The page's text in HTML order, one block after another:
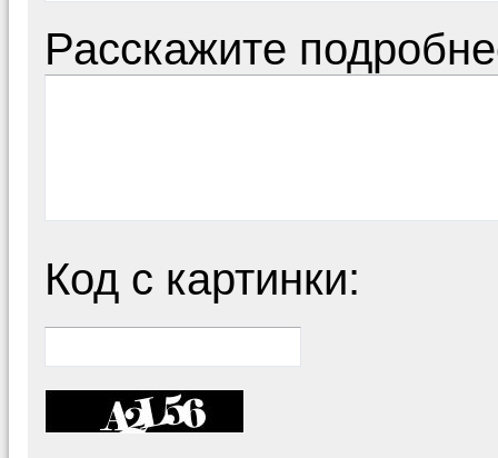
Расскажите
Код с картинки: